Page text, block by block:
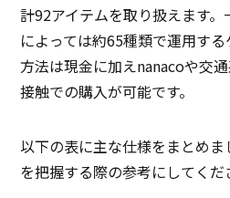
計92アイテムを取り扱えます
によっては約65種類で運用す
方法は現金に加えnanacoや交
接触での購入が可能です。
以下の表に主な仕様をまとめ
を把握する際の参考にしてくだ